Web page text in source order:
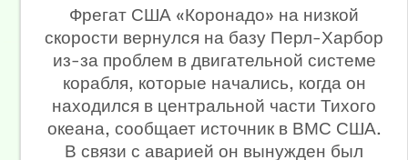
Фрегат США «Коронадо» на низкой
скорости вернулся на базу Перл-Харбор
из-за проблем в двигательной системе
корабля, которые начались, когда он
находился в центральной части Тихого
океана, сообщает источник в ВМС США.
В связи с аварией он вынужден был